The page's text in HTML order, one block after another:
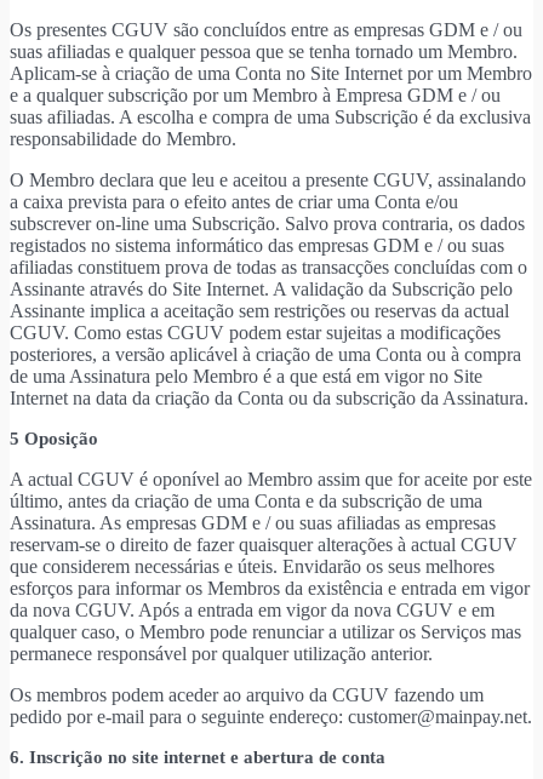
Os presentes CGUV são concluídos entre as empresas GDM e / ou
suas afiliadas e qualquer pessoa que se tenha tornado um Membro.
Aplicam-se à criação de uma Conta no Site Internet por um Membro
e a qualquer subscrição por um Membro à Empresa GDM e / ou
suas afiliadas. A escolha e compra de uma Subscrição é da exclusiva
responsabilidade do Membro.
O Membro declara que leu e aceitou a presente CGUV, assinalando
a caixa prevista para o efeito antes de criar uma Conta e/ou
subscrever on-line uma Subscrição. Salvo prova contraria, os dados
registados no sistema informático das empresas GDM e / ou suas
afiliadas constituem prova de todas as transacções concluídas com o
Assinante através do Site Internet. A validação da Subscrição pelo
Assinante implica a aceitação sem restrições ou reservas da actual
CGUV. Como estas CGUV podem estar sujeitas a modificações
posteriores, a versão aplicável à criação de uma Conta ou à compra
de uma Assinatura pelo Membro é a que está em vigor no Site
Internet na data da criação da Conta ou da subscrição da Assinatura.
5 Oposição
A actual CGUV é oponível ao Membro assim que for aceite por este
último, antes da criação de uma Conta e da subscrição de uma
Assinatura. As empresas GDM e / ou suas afiliadas as empresas
reservam-se o direito de fazer quaisquer alterações à actual CGUV
que considerem necessárias e úteis. Envidarão os seus melhores
esforços para informar os Membros da existência e entrada em vigor
da nova CGUV. Após a entrada em vigor da nova CGUV e em
qualquer caso, o Membro pode renunciar a utilizar os Serviços mas
permanece responsável por qualquer utilização anterior.
Os membros podem aceder ao arquivo da CGUV fazendo um
pedido por e-mail para o seguinte endereço: customer@mainpay.net.
6. Inscrição no site internet e abertura de conta